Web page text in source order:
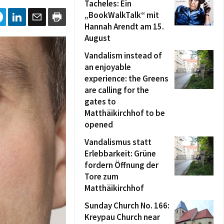
Tacheles: Ein
„BookWalkTalk“ mit
Hannah Arendt am 15.
August
Vandalism instead of
an enjoyable
experience: the Greens
are calling for the
gates to
Matthäikirchhof to be
opened
Vandalismus statt
Erlebbarkeit: Grüne
fordern Öffnung der
Tore zum
Matthäikirchhof
Sunday Church No. 166:
Kreypau Church near